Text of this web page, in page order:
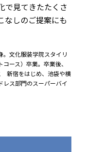
で見てきたたくさ
なしのご提案にも
文化服装学院スタイリ
ース）卒業。卒業後、
新宿をはじめ、池袋や横
レス部門のスーパーバイ